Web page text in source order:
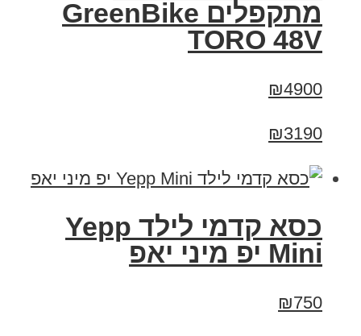
מתקפלים GreenBike
TORO 48V
₪4900
₪3190
כסא קדמי לילד Yepp
Mini יפ מיני יאפ
₪750